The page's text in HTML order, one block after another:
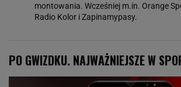
montowania. Wcześniej m.in. Orange
Radio Kolor i Zapinamypasy.